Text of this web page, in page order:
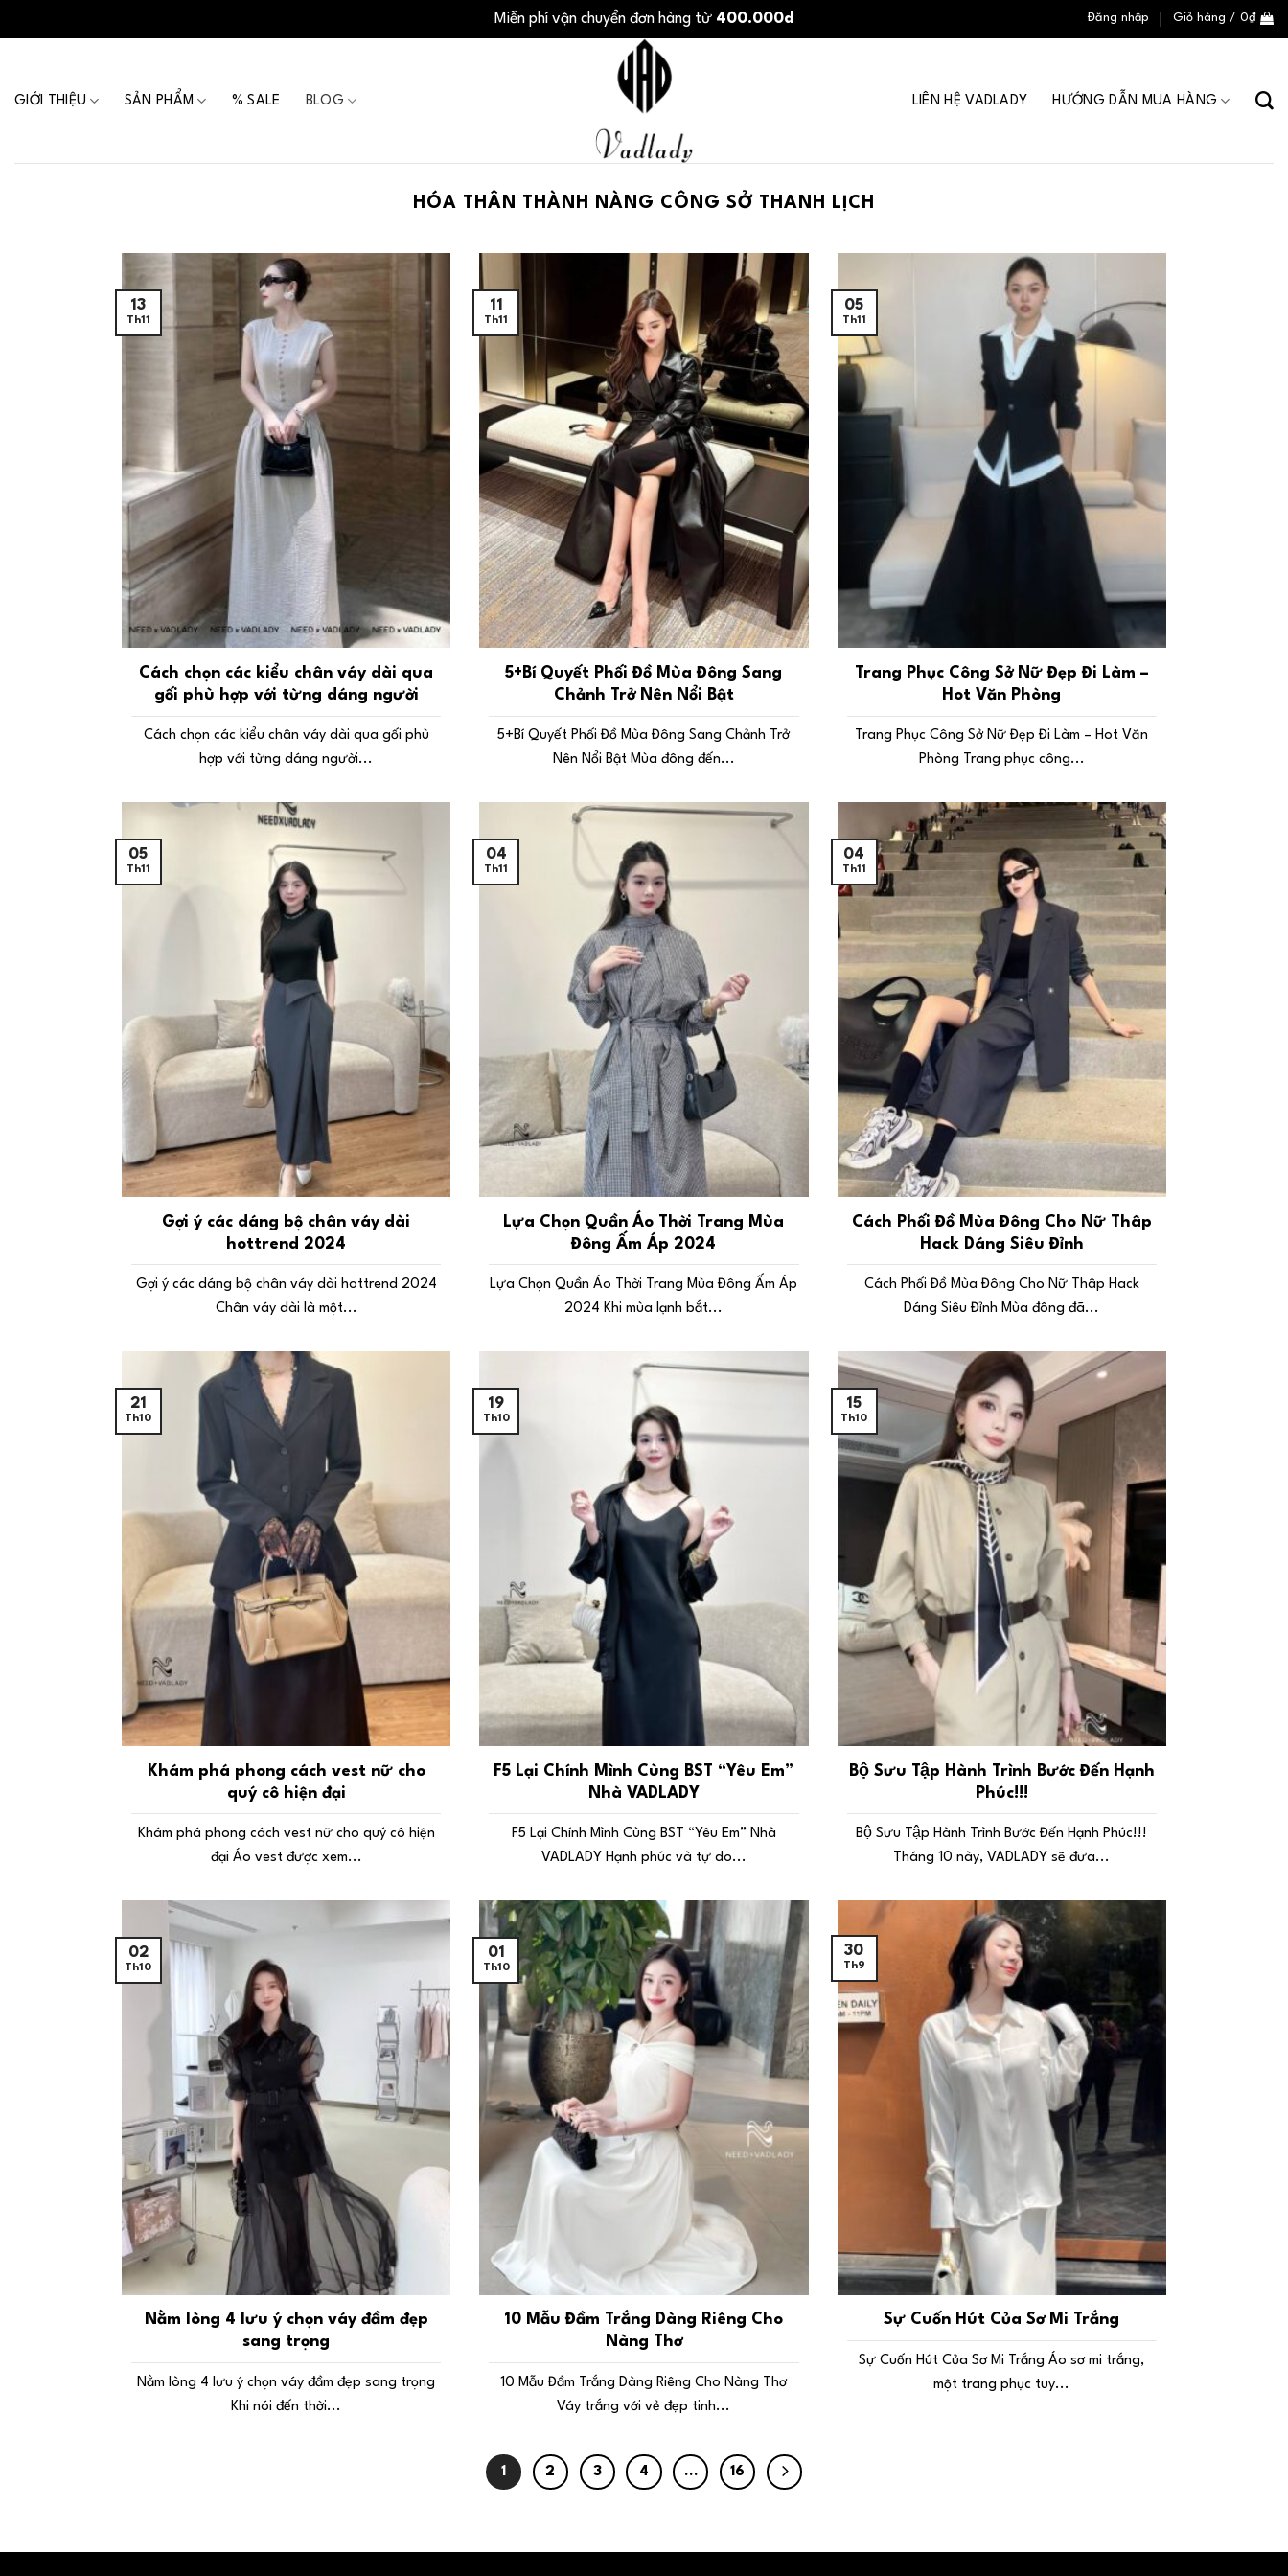
to
Miễn phí vận chuyển đơn hàng từ 400.000d Đăng nhập Giỏ hàng / 0₫
GIỚI THIỆU SẢN PHẨM % SALE BLOG LIÊN HỆ VADLADY HƯỚNG DẪN MUA HÀNG
HÓA THÂN THÀNH NÀNG CÔNG SỞ THANH LỊCH
Cách chọn các kiểu chân váy dài qua
gối phù hợp với từng dáng người
Cách chọn các kiểu chân váy dài qua gối phù
hợp với từng dáng người...
13
Th11
5+Bí Quyết Phối Đồ Mùa Đông Sang
Chảnh Trở Nên Nổi Bật
5+Bí Quyết Phối Đồ Mùa Đông Sang Chảnh Trở
Nên Nổi Bật Mùa đông đến...
11
Th11
Trang Phục Công Sở Nữ Đẹp Đi Làm –
Hot Văn Phòng
Trang Phục Công Sở Nữ Đẹp Đi Làm – Hot Văn
Phòng Trang phục công...
05
Th11
Gợi ý các dáng bộ chân váy dài
hottrend 2024
Gợi ý các dáng bộ chân váy dài hottrend 2024
Chân váy dài là một...
05
Th11
Lựa Chọn Quần Áo Thời Trang Mùa
Đông Ấm Áp 2024
Lựa Chọn Quần Áo Thời Trang Mùa Đông Ấm Áp
2024 Khi mùa lạnh bắt...
04
Th11
Cách Phối Đồ Mùa Đông Cho Nữ Thâp
Hack Dáng Siêu Đỉnh
Cách Phối Đồ Mùa Đông Cho Nữ Thâp Hack
Dáng Siêu Đỉnh Mùa đông đã...
04
Th11
Khám phá phong cách vest nữ cho
quý cô hiện đại
Khám phá phong cách vest nữ cho quý cô hiện
đại Áo vest được xem...
21
Th10
F5 Lại Chính Mình Cùng BST “Yêu Em”
Nhà VADLADY
F5 Lại Chính Mình Cùng BST “Yêu Em” Nhà
VADLADY Hạnh phúc và tự do...
19
Th10
Bộ Sưu Tập Hành Trình Bước Đến Hạnh
Phúc!!!
Bộ Sưu Tập Hành Trình Bước Đến Hạnh Phúc!!!
Tháng 10 này, VADLADY sẽ đưa...
15
Th10
Nằm lòng 4 lưu ý chọn váy đầm đẹp
sang trọng
Nằm lòng 4 lưu ý chọn váy đầm đẹp sang trọng
Khi nói đến thời...
02
Th10
10 Mẫu Đầm Trắng Dàng Riêng Cho
Nàng Thơ
10 Mẫu Đầm Trắng Dàng Riêng Cho Nàng Thơ
Váy trắng với vẻ đẹp tinh...
01
Th10
Sự Cuốn Hút Của Sơ Mi Trắng
Sự Cuốn Hút Của Sơ Mi Trắng Áo sơ mi trắng,
một trang phục tuy...
30
Th9
1 2 3 4 … 16